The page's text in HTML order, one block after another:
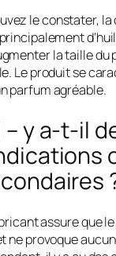
le constater,
la taille du
Le produit se
parfum agréable.
– y a-t-il
assure que
ne provoque